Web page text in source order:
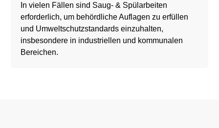
In vielen Fällen sind Saug- & Spülarbeiten
erforderlich, um behördliche Auflagen zu erfüllen
und Umweltschutzstandards einzuhalten,
insbesondere in industriellen und kommunalen
Bereichen.